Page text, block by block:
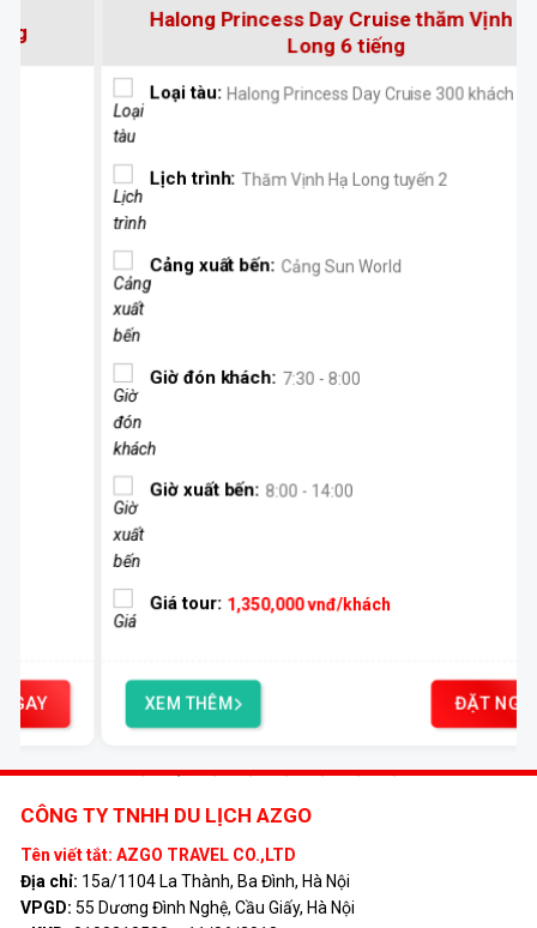
Halong Princess Day Cruise thăm Vịnh Hạ
Long 6 tiếng
Loại tàu: Halong Princess Day Cruise 300 khách
Lịch trình: Thăm Vịnh Hạ Long tuyến 2
Cảng xuất bến: Cảng Sun World
Giờ đón khách: 7:30 - 8:00
Giờ xuất bến: 8:00 - 14:00
Giá tour: 1,350,000vnđ/khách
XEM THÊM ĐẶT NGAY
CÔNG TY TNHH DU LỊCH AZGO
Tên viết tắt: AZGO TRAVEL CO.,LTD
Địa chỉ: 15a/1104 La Thành, Ba Đình, Hà Nội
VPGD: 55 Dương Đình Nghệ, Cầu Giấy, Hà Nội